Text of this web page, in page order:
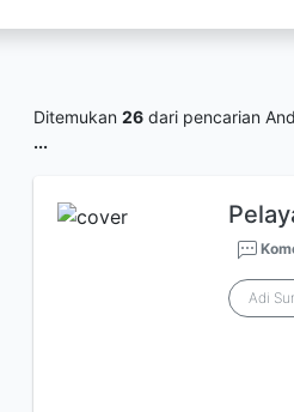
Ditemukan 26 dari pencarian
...
Adi